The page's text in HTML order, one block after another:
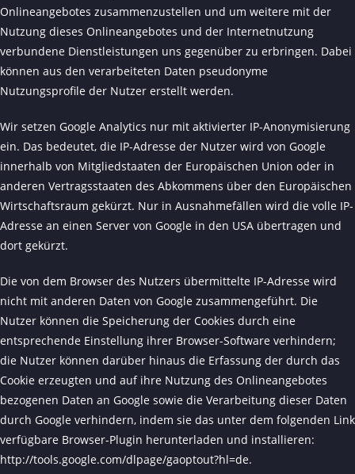
Onlineangebotes zusammenzustellen und um weitere mit der
Nutzung dieses Onlineangebotes und der Internetnutzung
verbundene Dienstleistungen uns gegenüber zu erbringen. Dabei
können aus den verarbeiteten Daten pseudonyme
Nutzungsprofile der Nutzer erstellt werden.
Wir setzen Google Analytics nur mit aktivierter IP-Anonymisierung
ein. Das bedeutet, die IP-Adresse der Nutzer wird von Google
innerhalb von Mitgliedstaaten der Europäischen Union oder in
anderen Vertragsstaaten des Abkommens über den Europäischen
Wirtschaftsraum gekürzt. Nur in Ausnahmefällen wird die volle IP-
Adresse an einen Server von Google in den USA übertragen und
dort gekürzt.
Die von dem Browser des Nutzers übermittelte IP-Adresse wird
nicht mit anderen Daten von Google zusammengeführt. Die
Nutzer können die Speicherung der Cookies durch eine
entsprechende Einstellung ihrer Browser-Software verhindern;
die Nutzer können darüber hinaus die Erfassung der durch das
Cookie erzeugten und auf ihre Nutzung des Onlineangebotes
bezogenen Daten an Google sowie die Verarbeitung dieser Daten
durch Google verhindern, indem sie das unter dem folgenden Link
verfügbare Browser-Plugin herunterladen und installieren:
http://tools.google.com/dlpage/gaoptout?hl=de.